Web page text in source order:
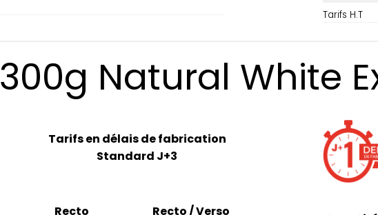
Tarifs H.T
300g Natural White
Tarifs en délais de fabrication
Standard J+3
Recto
Recto / Verso